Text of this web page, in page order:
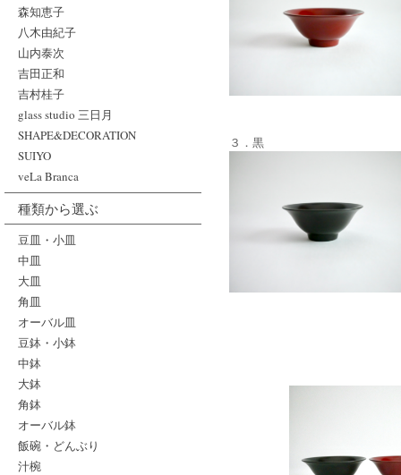
森知恵子
八木由紀子
山内泰次
吉田正和
吉村桂子
glass studio 三日月
SHAPE&DECORATION
SUIYO
veLa Branca
種類から選ぶ
豆皿・小皿
中皿
大皿
角皿
オーバル皿
豆鉢・小鉢
中鉢
大鉢
角鉢
オーバル鉢
飯碗・どんぶり
汁椀
３．黒